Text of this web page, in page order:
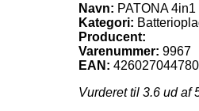
Navn: PATONA
Kategori:
Producent:
Varenummer: 9967
EAN:
Vurderet til 3.6 ud af